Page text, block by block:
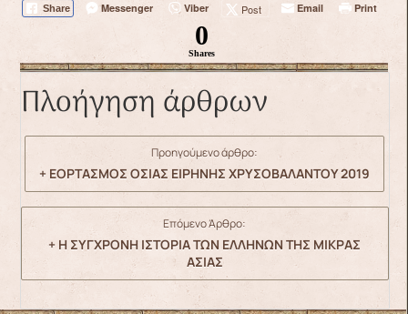
Share Messenger Viber Post Email Print
0
Shares
Πλοήγηση άρθρων
Προηγούμενο άρθρο:
+ ΕΟΡΤΑΣΜΟΣ ΟΣΙΑΣ ΕΙΡΗΝΗΣ ΧΡΥΣΟΒΑΛΑΝΤΟΥ 2019
Επόμενο Άρθρο:
+ Η ΣΥΓΧΡΟΝΗ ΙΣΤΟΡΙΑ ΤΩΝ ΕΛΛΗΝΩΝ ΤΗΣ ΜΙΚΡΑΣ
ΑΣΙΑΣ